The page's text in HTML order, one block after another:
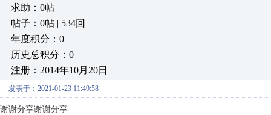
求助：0帖
帖子：0帖 | 534回
年度积分：0
历史总积分：0
注册：2014年10月20日
发表于：2021-01-23 11:49:58
谢谢分享谢谢分享